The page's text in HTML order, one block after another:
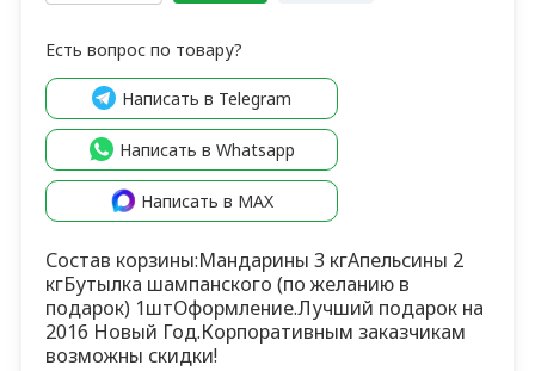
Есть вопрос по товару?
Написать в Telegram
Написать в Whatsapp
Написать в MAX
Состав корзины:Мандарины 3 кгАпельсины 2
кгБутылка шампанского (по желанию в
подарок) 1штОформление.Лучший подарок на
2016 Новый Год.Корпоративным заказчикам
возможны скидки!